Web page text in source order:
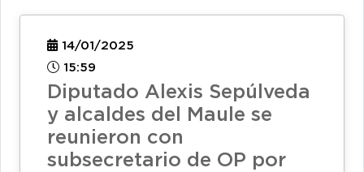
14/01/2025
15:59
Diputado Alexis Sepúlveda
y alcaldes del Maule se
reunieron con
subsecretario de OP por